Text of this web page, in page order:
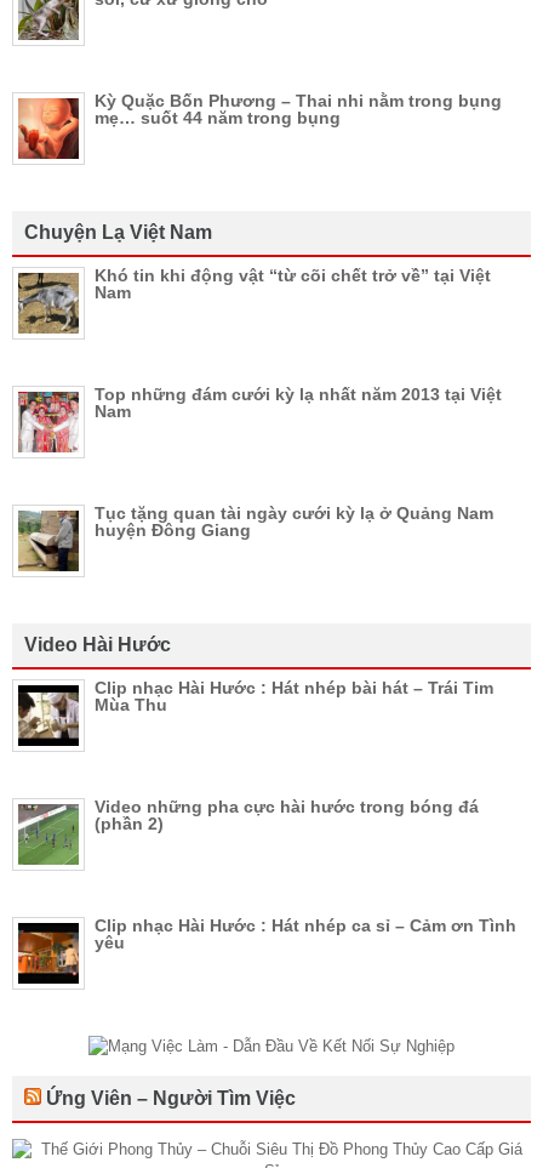
Kỳ Quặc Bốn Phương – Thai nhi nằm trong bụng
mẹ… suốt 44 năm trong bụng
Chuyện Lạ Việt Nam
Khó tin khi động vật “từ cõi chết trở về” tại Việt
Nam
Top những đám cưới kỳ lạ nhất năm 2013 tại Việt
Nam
Tục tặng quan tài ngày cưới kỳ lạ ở Quảng Nam
huyện Đông Giang
Video Hài Hước
Clip nhạc Hài Hước : Hát nhép bài hát – Trái Tim
Mùa Thu
Video những pha cực hài hước trong bóng đá
(phần 2)
Clip nhạc Hài Hước : Hát nhép ca sỉ – Cảm ơn Tình
yêu
Ứng Viên – Người Tìm Việc